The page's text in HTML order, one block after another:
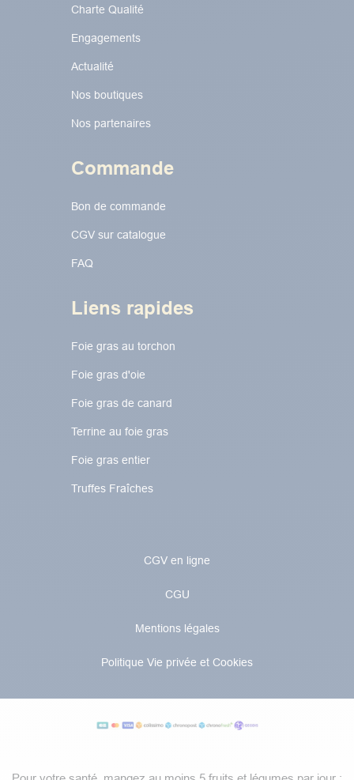
Charte Qualité
Engagements
Actualité
Nos boutiques
Nos partenaires
Commande
Bon de commande
CGV sur catalogue
FAQ
Liens rapides
Foie gras au torchon​​​​
Foie gras d'oie
Foie gras de canard
Terrine au foie gras
Foie gras entier
Truffes Fraîches
CGV en ligne
CGU
Mentions légales
Politique Vie privée et Cookies